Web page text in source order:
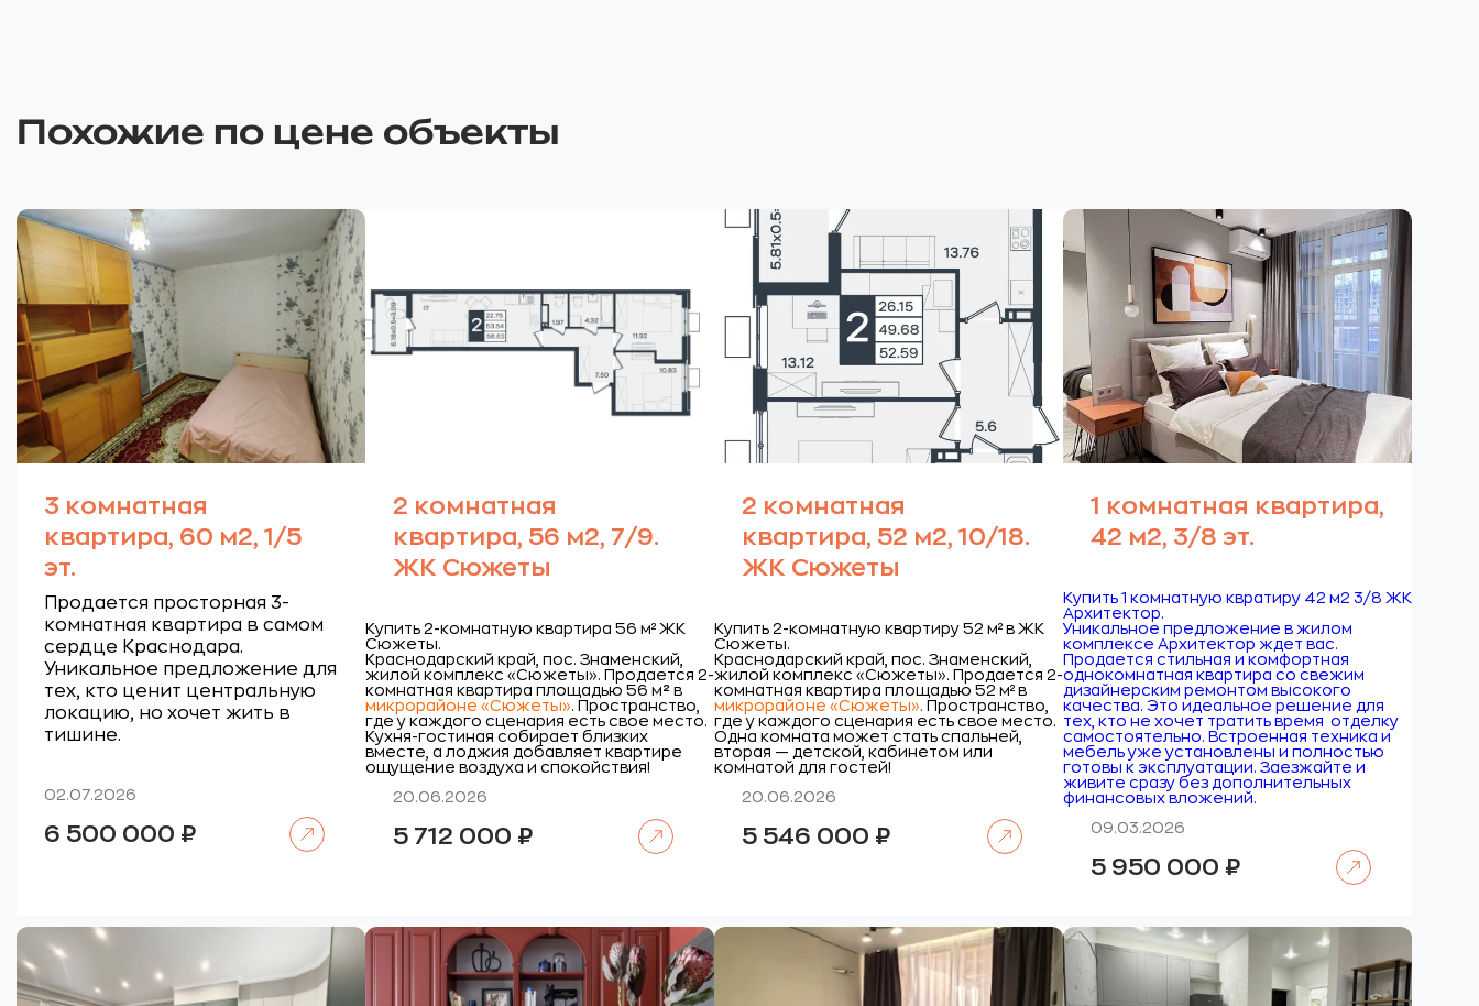
Похожие по цене объекты
3 комнатная
квартира, 60 м2, 1/5
эт.
Продается просторная 3-
комнатная квартира в самом
сердце Краснодара.
Уникальное предложение для
тех, кто ценит центральную
локацию, но хочет жить в
тишине.
02.07.2026
6 500 000 ₽
2 комнатная
квартира, 56 м2, 7/9.
ЖК Сюжеты
Купить 2-комнатную квартира 56 м² ЖК
Сюжеты.
Краснодарский край, пос. Знаменский,
жилой комплекс «Сюжеты». Продается 2-
комнатная квартира площадью 56 м² в
микрорайоне «Сюжеты». Пространство,
где у каждого сценария есть свое место.
Кухня-гостиная собирает близких
вместе, а лоджия добавляет квартире
ощущение воздуха и спокойствия!
20.06.2026
5 712 000 ₽
2 комнатная
квартира, 52 м2, 10/18.
ЖК Сюжеты
Купить 2-комнатную квартиру 52 м² в ЖК
Сюжеты.
Краснодарский край, пос. Знаменский,
жилой комплекс «Сюжеты». Продается 2-
комнатная квартира площадью 52 м² в
микрорайоне «Сюжеты». Пространство,
где у каждого сценария есть свое место.
Одна комната может стать спальней,
вторая — детской, кабинетом или
комнатой для гостей!
20.06.2026
5 546 000 ₽
1 комнатная квартира,
42 м2, 3/8 эт.
Купить 1 комнатную квратиру 42 м2 3/8 ЖК
Архитектор.
Уникальное предложение в жилом
комплексе Архитектор ждет вас.
Продается стильная и комфортная
однокомнатная квартира со свежим
дизайнерским ремонтом высокого
качества. Это идеальное решение для
тех, кто не хочет тратить время отделку
самостоятельно. Встроенная техника и
мебель уже установлены и полностью
готовы к эксплуатации. Заезжайте и
живите сразу без дополнительных
финансовых вложений.
09.03.2026
5 950 000 ₽